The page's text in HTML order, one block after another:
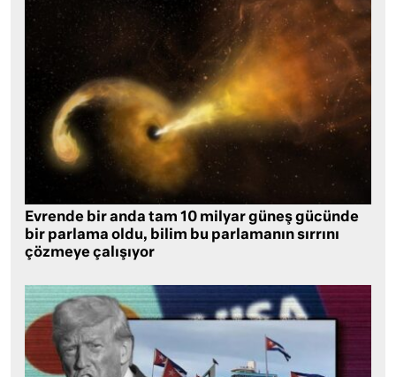
Evrende bir anda tam 10 milyar güneş gücünde
bir parlama oldu, bilim bu parlamanın sırrını
çözmeye çalışıyor